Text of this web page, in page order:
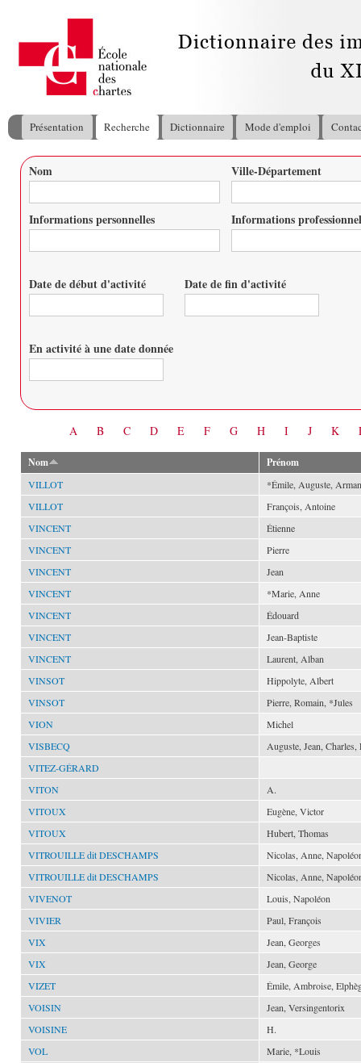
Menu principal
Présentation Recherche Dictionnaire Mode d'emploi
Vous êtes ici
Nom Ville-Département
Informations personnelles Informations
Date de début d'activité Date de fin d'activité
En activité à une date donnée
A B C D E F G H I J K
Nom Prénom
VILLOT
*Émile, Auguste,
VILLOT
François, Antoine
VINCENT
Étienne
VINCENT
Pierre
VINCENT
Jean
VINCENT
*Marie, Anne
VINCENT
Édouard
VINCENT
Jean-Baptiste
VINCENT
Laurent, Alban
VINSOT
Hippolyte, Albert
VINSOT
Pierre, Romain, *Jules
VION
Michel
VISBECQ
Auguste, Jean, Charles,
VITEZ-GÉRARD
VITON
A.
VITOUX
Eugène, Victor
VITOUX
Hubert, Thomas
VITROUILLE dit DESCHAMPS
Nicolas, Anne,
VITROUILLE dit DESCHAMPS
Nicolas, Anne,
VIVENOT
Louis, Napoléon
VIVIER
Paul, François
VIX
Jean, Georges
VIX
Jean, George
VIZET
Émile, Ambroise,
VOISIN
Jean, Versingentorix
VOISINE
H.
VOL
Marie, *Louis